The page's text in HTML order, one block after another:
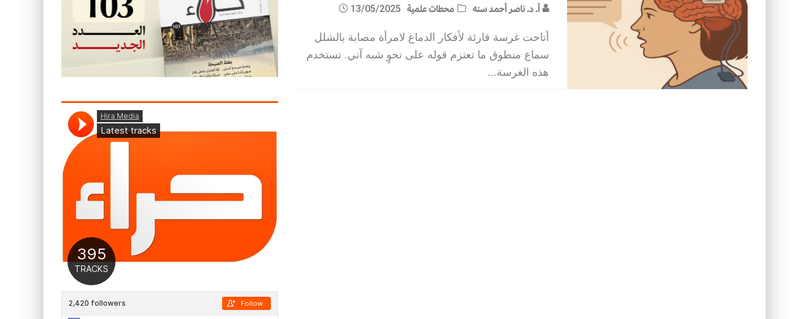
أ. د. ناصر أحمد سنه محطات علمية 13/05/2025
أتاحت غرسة قارئة لأفكار الدماغ لامرأة مصابة بالشلل
سماع منطوق ما تعتزم قوله على نحوٍ شبه آني. تستخدم
هذه الغرسة...